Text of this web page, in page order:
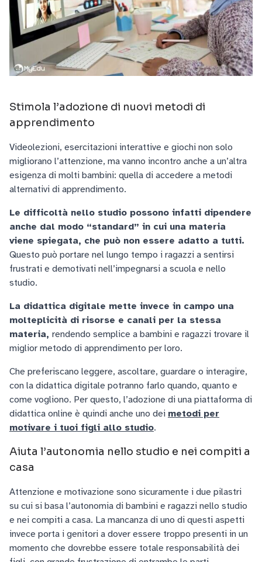
Stimola l’adozione di nuovi metodi di
apprendimento
Videolezioni, esercitazioni interattive e giochi non solo
migliorano l’attenzione, ma vanno incontro anche a un’altra
esigenza di molti bambini: quella di accedere a metodi
alternativi di apprendimento.
Le difficoltà nello studio possono infatti dipendere
anche dal modo “standard” in cui una materia
viene spiegata, che può non essere adatto a tutti.
Questo può portare nel lungo tempo i ragazzi a sentirsi
frustrati e demotivati nell’impegnarsi a scuola e nello
studio.
La didattica digitale mette invece in campo una
molteplicità di risorse e canali per la stessa
materia, rendendo semplice a bambini e ragazzi trovare il
miglior metodo di apprendimento per loro.
Che preferiscano leggere, ascoltare, guardare o interagire,
con la didattica digitale potranno farlo quando, quanto e
come vogliono. Per questo, l’adozione di una piattaforma di
didattica online è quindi anche uno dei metodi per
motivare i tuoi figli allo studio.
Aiuta l’autonomia nello studio e nei compiti a
casa
Attenzione e motivazione sono sicuramente i due pilastri
su cui si basa l’autonomia di bambini e ragazzi nello studio
e nei compiti a casa. La mancanza di uno di questi aspetti
invece porta i genitori a dover essere troppo presenti in un
momento che dovrebbe essere totale responsabilità dei